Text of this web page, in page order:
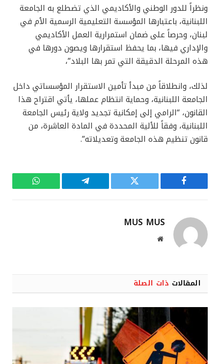
ونظراً للدور الوطني والأكاديمي الذي تضطلع به الجامعة
اللبنانية، باعتبارها المؤسسة التعليمية الرسمية الأم في
لبنان، وحرصاً على ضمان استمرارية العمل الأكاديمي
والإداري فيها، بما يحفظ استقرارها ويصون دورها في
هذه المرحلة الدقيقة التي تمر بها البلاد”،
لذلك، وانطلاقاً من مبدأ تأمين الاستقرار المؤسساتي داخل
الجامعة اللبنانية، وحماية انتظام عملها، يأتي اقتراح هذا
القانون، “الرامي إلى إمكانية تجديد ولاية رئيس الجامعة
اللبنانية، وفقاً للألية المحددة في المادة العاشرة، من
قانون تنظيم هذه الجامعة وتعديلاته”.
فيسبوك تويتر تيلقرام واتساب
MUS MUS
موقع
المقالات ذات الصلة